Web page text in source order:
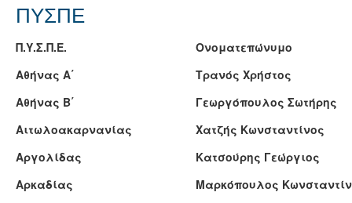
ΠΥΣΠΕ
Π.Υ.Σ.Π.Ε.
Ονοματεπώνυμο
Αθήνας Α΄
Τρανός Χρήστος
Αθήνας Β΄
Γεωργόπουλος Σωτήρης
Αιτωλοακαρνανίας
Χατζής Κωνσταντίνος
Αργολίδας
Κατσούρης Γεώργιος
Αρκαδίας
Μαρκόπουλος